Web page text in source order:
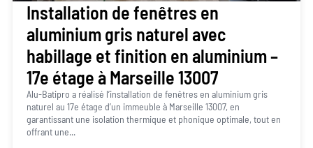
Installation de fenêtres en
aluminium gris naturel avec
habillage et finition en aluminium –
17e étage à Marseille 13007
Alu-Batipro a réalisé l’installation de fenêtres en aluminium gris
naturel au 17e étage d’un immeuble à Marseille 13007, en
garantissant une isolation thermique et phonique optimale, tout en
offrant une...